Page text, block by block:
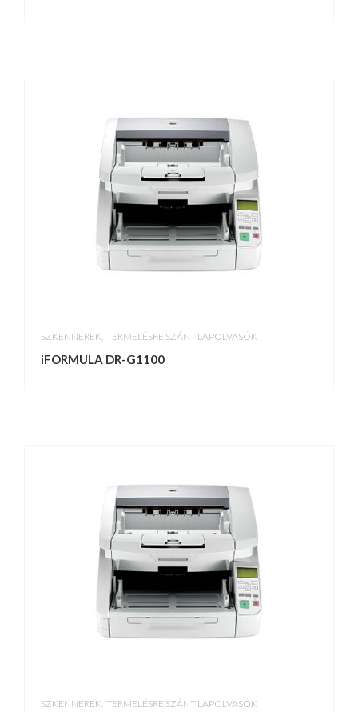
SZKENNEREK TERMELÉSRE SZÁNT LAPOLVASÓK
iFORMULA DR-G1100
SZKENNEREK TERMELÉSRE SZÁNT LAPOLVASÓK